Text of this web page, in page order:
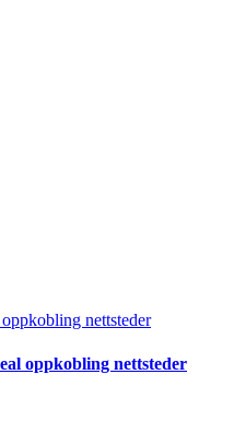
nettsteder
oppkobling nettsteder